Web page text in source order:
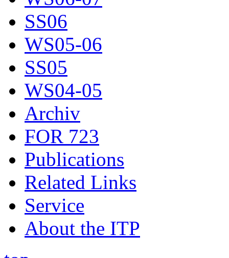
SS06
WS05-06
SS05
WS04-05
Archiv
FOR 723
Publications
Related Links
Service
About the ITP